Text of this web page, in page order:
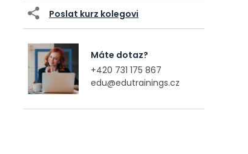
Poslat kurz kolegovi
Máte dotaz?
+420 731 175 867
edu@edutrainings.cz